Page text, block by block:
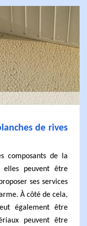
de rives
composants de la
peuvent être
ses services
À côté de cela,
également être
peuvent être